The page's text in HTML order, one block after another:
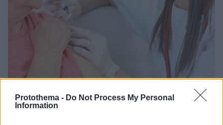
Protothema - Do Not Process My Personal
Information
Έρπης ζωστήρας: Το εμβόλιο που σας γλιτώνει από το
10.07.2022, 13:44